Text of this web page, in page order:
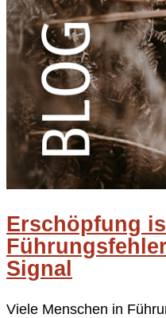
Erschöpfung
Signal
Viele Menschen in